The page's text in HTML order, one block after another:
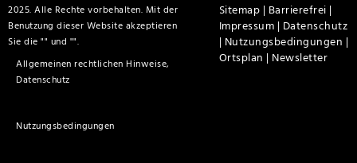
2025. Alle Rechte vorbehalten. Mit der
Benutzung dieser Website akzeptieren
Sie die "
Allgemeinen rechtlichen Hinweise,
Datenschutz
" und "
Nutzungsbedingungen
".
Sitemap | Barrierefrei |
Impressum | Datenschutz
| Nutzungsbedingungen |
Ortsplan | Newsletter